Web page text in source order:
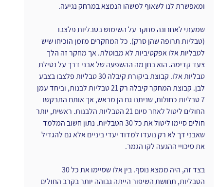
ומאפשרת לנו לשאוף למשהו הנמצא במרחק נגיעה.
שמעתי לאחרונה מחקר על השימוש בטבליות פלצבו
(טבליות תרופה שהן סרק). כל המחקרים מזמן הוכיחו שיש
לטבליות אלו אפקטיביות לא מבוטלת. אך מחקר זה הלך
צעד קדימה. הוא בחן מה ההשפעה של אבני דרך על נטילת
טבליות אלו. קבוצת ביקורת קיבלה 30 טבליות פלצבו בצבע
לבן. קבוצת המחקר קיבלה רק 21 טבליות לבנות, וביחד עמן
7 טבליות כחולות, שניתנו גם הן מראש, אך אותם התבקשו
החולים ליטול לאחר סיום 21 הטבליות הלבנות. ראשית, יותר
חולים סיימו ליטול את כל 30 הטבליות. נתון חשוב המלמד
שאבני דך לא רק נועדו למדוד יעדי ביניים אלא גם להגדיל
את סיכויי ההגעה לקו הגמר.
בצד זה, היה ממצא נוסף. בין אלו שסיימו את כל 30
הטבליות, תחושת השיפור הייתה גבוהה יותר בקרב החולים